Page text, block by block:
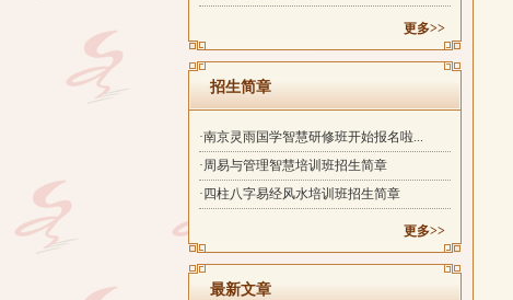
更多>>
招生简章
·南京灵雨国学智慧研修班开始报名啦...
·周易与管理智慧培训班招生简章
·四柱八字易经风水培训班招生简章
更多>>
最新文章